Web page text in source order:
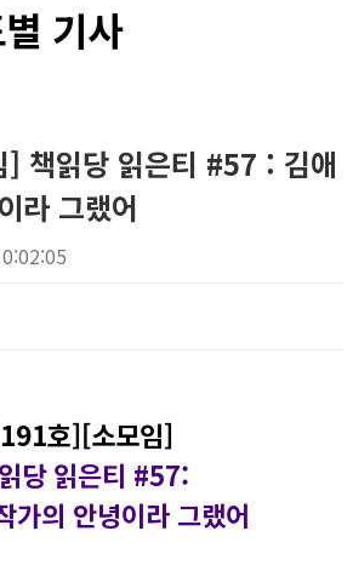
기사
책읽당 읽은티 #57 : 김애
라 그랬어
호][소모임]
당 읽은티 #57:
가의 안녕이라 그랬어